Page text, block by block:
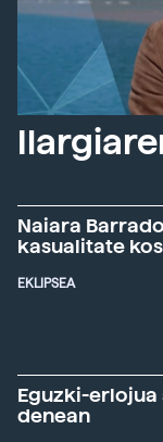
Naiara
kasualitate
EKLIPSEA
Eguzki-
denean